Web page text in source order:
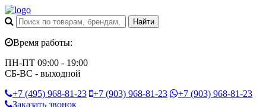
Время работы:
ПН-ПТ 09:00 - 19:00
СБ-ВС - выходной
+7 (495) 968-81-23 +7 (903) 968-81-23 +7 (903) 968-81-23
Заказать звонок